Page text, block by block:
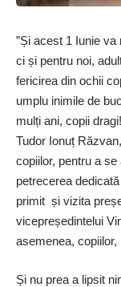
”Și acest 1 Iunie
ci și pentru noi,
fericirea din ochii
umplu inimile de
mulți ani, copii
Tudor Ionuț
copiilor, pentru a
petrecerea
primit și vizita
vicepreședintelui
asemenea, copiilor,
Și nu prea a lipsit